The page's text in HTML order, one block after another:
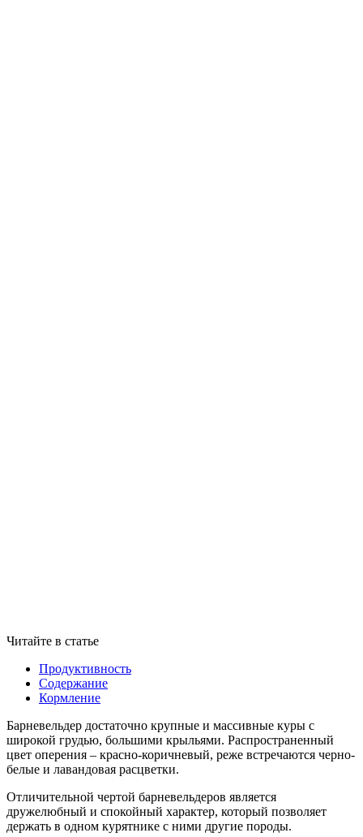
Читайте в статье
Продуктивность
Содержание
Кормление
Барневельдер достаточно крупные и массивные куры с
широкой грудью, большими крыльями. Распространенный
цвет оперения – красно-коричневый, реже встречаются черно-
белые и лавандовая расцветки.
Отличительной чертой барневельдеров является
дружелюбный и спокойный характер, который позволяет
держать в одном курятнике с ними другие породы.